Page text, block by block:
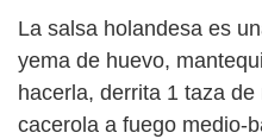
La salsa holandesa es
yema de huevo,
hacerla, derrita 1 taza
cacerola a fuego medio-